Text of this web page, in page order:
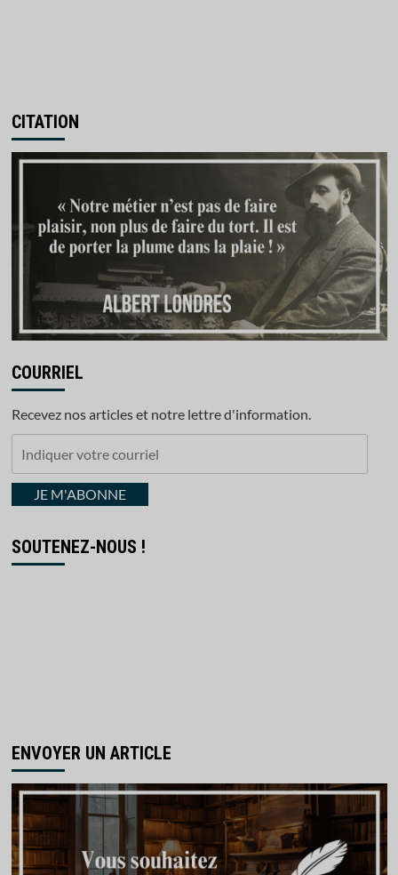
CITATION
COURRIEL
Recevez nos articles et notre lettre d'information.
courrielJE M'ABONNE
SOUTENEZ-NOUS !
ENVOYER UN ARTICLE